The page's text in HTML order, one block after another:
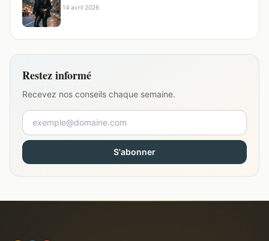
·14 avril 2026
Restez informé
Recevez nos conseils chaque semaine.
S'abonner